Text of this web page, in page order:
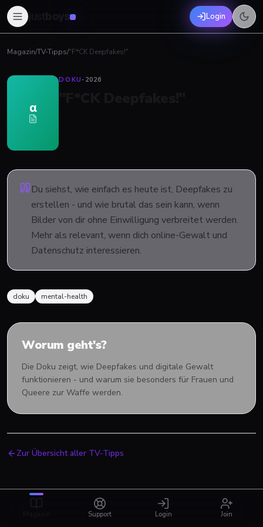
boys Login
Magazin/TV-Tipps/"F*CK Deepfakes!"
α
DOKU· 2026
Du siehst, wie einfach es heute ist, Deepfakes zu
erstellen - und wie brutal das sein kann, wenn
Bilder von dir ohne Einwilligung verbreitet werden.
Mehr als relevant, wenn dich online-Gewalt und
Datenschutz interessieren.
doku mental-health
Worum geht's?
Die Doku zeigt, wie Deepfakes und digitale Gewalt
funktionieren - und warum sie besonders für Frauen und
Queere zur Waffe werden.
Zur Übersicht aller TV-Tipps
Support Login Join